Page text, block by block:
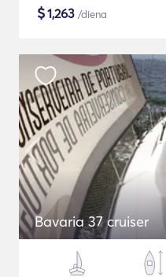
$1,263 /diena
Bavaria 37 cruiser